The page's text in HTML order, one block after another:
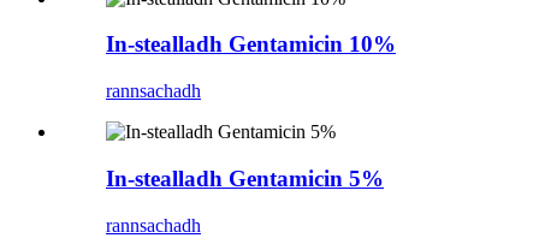
In-stealladh Gentamicin 10%
rannsachadh
In-stealladh Gentamicin 5%
rannsachadh